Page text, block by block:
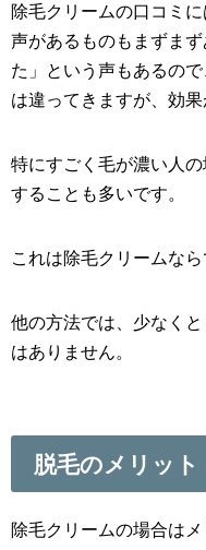
除毛クリームの口コミ
声があるものもまずま
た」という声もあるの
は違ってきますが、効
特にすごく毛が濃い人
することも多いです。
これは除毛クリームな
他の方法では、少なく
はありません。
脱毛のメリット
除毛クリームの場合は